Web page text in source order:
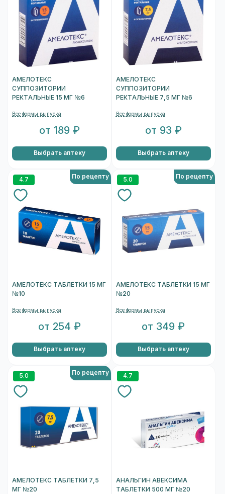
АМЕЛОТЕКС
СУППОЗИТОРИИ
РЕКТАЛЬНЫЕ 15 МГ №6
Все формы выпуска
от 189 ₽
Выбрать аптеку
АМЕЛОТЕКС
СУППОЗИТОРИИ
РЕКТАЛЬНЫЕ 7,5 МГ №6
Все формы выпуска
от 93 ₽
Выбрать аптеку
4.7 По рецепту
АМЕЛОТЕКС ТАБЛЕТКИ 15 МГ
№10
Все формы выпуска
от 254 ₽
Выбрать аптеку
5.0 По рецепту
АМЕЛОТЕКС ТАБЛЕТКИ 15 МГ
№20
Все формы выпуска
от 349 ₽
Выбрать аптеку
5.0 По рецепту
АМЕЛОТЕКС ТАБЛЕТКИ 7,5
МГ №20
4.7
АНАЛЬГИН АВЕКСИМА
ТАБЛЕТКИ 500 МГ №20